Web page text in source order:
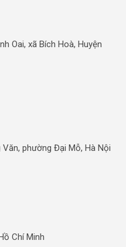
Oai, xã Bích Hoà, Huyện
phường Đại Mỗ, Hà Nội
Chí Minh